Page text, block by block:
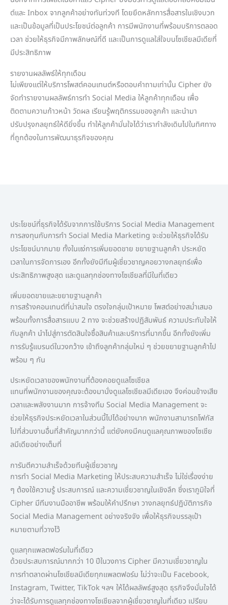
ต์และ Inbox จากลูกค้าอย่างทันท่วงที โดยยึดหลักการสื่อสารในเชิงบวก
และเป็นข้อมูลที่เป็นประโยชน์ต่อลูกค้า การมีพนักงานที่พร้อมบริการตลอด
เวลา ช่วยให้ธุรกิจมีภาพลักษณ์ที่ดี และเป็นการดูแลใส่ใจบนโซเชียลมีเดียที่
มีประสิทธิภาพ
รายงานผลลัพธ์ให้ทุกเดือน
ไม่เพียงแต่ให้บริการโพสต์คอนเทนต์หรือตอบคำถามเท่านั้น Cipher ยัง
จัดทำรายงานผลลัพธ์การทำ Social Media ให้ลูกค้าทุกเดือน เพื่อ
ติดตามความก้าวหน้า วัดผล เรียนรู้พฤติกรรมของลูกค้า และนำมา
ปรับปรุงกลยุทธ์ให้ดียิ่งขึ้น ทำให้ลูกค้ามั่นใจได้ว่าเรากำลังเดินไปในทิศทาง
ที่ถูกต้องในการพัฒนาธุรกิจของคุณ
ประโยชน์ที่ธุรกิจได้รับจากการใช้บริการ Social Media Management
การลงทุนกับการทำ Social Media Marketing จะช่วยให้ธุรกิจได้รับ
ประโยชน์มากมาย ทั้งในแง่การเพิ่มยอดขาย ขยายฐานลูกค้า ประหยัด
เวลาในการจัดการเอง อีกทั้งยังมีทีมผู้เชี่ยวชาญคอยวางกลยุทธ์เพื่อ
ประสิทธิภาพสูงสุด และดูแลทุกช่องทางโซเชียลที่มีในที่เดียว
เพิ่มยอดขายและขยายฐานลูกค้า
การสร้างคอนเทนต์ที่น่าสนใจ ตรงใจกลุ่มเป้าหมาย โพสต์อย่างสม่ำเสมอ
พร้อมทั้งการสื่อสารแบบ 2 ทาง จะช่วยสร้างปฏิสัมพันธ์ ความประทับใจให้
กับลูกค้า นำไปสู่การตัดสินใจซื้อสินค้าและบริการที่มากขึ้น อีกทั้งยังเพิ่ม
การรับรู้แบรนด์ในวงกว้าง เข้าถึงลูกค้ากลุ่มใหม่ ๆ ช่วยขยายฐานลูกค้าไป
พร้อม ๆ กัน
ประหยัดเวลาของพนักงานที่ต้องคอยดูแลโซเชียล
แทนที่พนักงานของคุณจะต้องมานั่งดูแลโซเชียลมีเดียเอง จึงค่อนข้างเสีย
เวลาและพลังงานมาก การจ้างทีม Social Media Management จะ
ช่วยให้ธุรกิจประหยัดเวลาในส่วนนี้ไปได้อย่างมาก พนักงานสามารถโฟกัส
ไปที่ส่วนงานอื่นที่สำคัญมากกว่านี้ แต่ยังคงมีคนดูแลคุณภาพของโซเชีย
ลมีเดียอย่างเต็มที่
การันตีความสำเร็จด้วยทีมผู้เชี่ยวชาญ
การทำ Social Media Marketing ให้ประสบความสำเร็จ ไม่ใช่เรื่องง่าย
ๆ ต้องใช้ความรู้ ประสบการณ์ และความเชี่ยวชาญในเชิงลึก ซึ่งเราภูมิใจที่
Cipher มีทีมงานมืออาชีพ พร้อมให้คำปรึกษา วางกลยุทธ์ปฏิบัติภารกิจ
Social Media Management อย่างจริงจัง เพื่อให้ธุรกิจบรรลุเป้า
หมายตามที่วางไว้
ดูแลทุกแพลตฟอร์มในที่เดียว
ด้วยประสบการณ์มากกว่า 10 ปีในวงการ Cipher มีความเชี่ยวชาญใน
การทำตลาดผ่านโซเชียลมีเดียทุกแพลตฟอร์ม ไม่ว่าจะเป็น Facebook,
Instagram, Twitter, TikTok ฯลฯ ให้ได้ผลลัพธ์สูงสุด ธุรกิจจึงมั่นใจได้
ว่าจะได้รับการดูแลทุกช่องทางโซเชียลจากผู้เชี่ยวชาญในที่เดียว เปรียบ